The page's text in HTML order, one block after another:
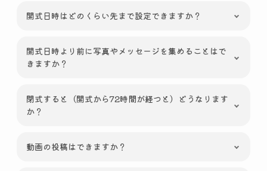
開式日時はどのくらい先まで設定できますか？
開式日時より前に写真やメッセージを集めることはで
きますか？
閉式すると（開式から72時間が経つと）どうなります
か？
動画の投稿はできますか？